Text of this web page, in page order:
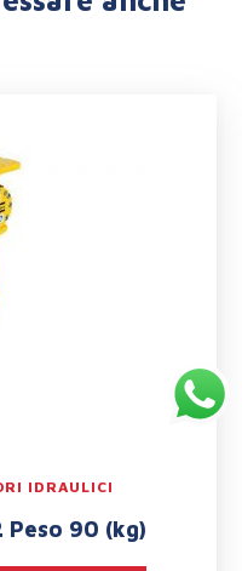
IDRAULICI
Peso 90 (kg)